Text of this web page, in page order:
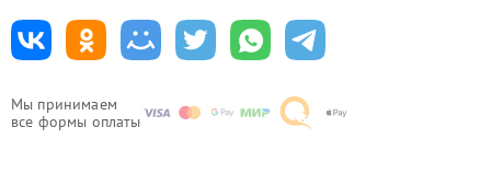
Мы принимаем
все формы оплаты